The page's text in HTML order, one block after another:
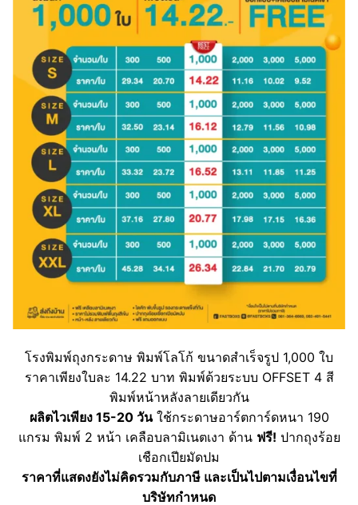
โรงพิมพ์ถุงกระดาษ พิมพ์โลโก้ ขนาดสำเร็จรูป 1,000 ใบ
ราคาเพียงใบละ 14.22 บาท พิมพ์ด้วยระบบ OFFSET 4 สี
พิมพ์หน้าหลังลายเดียวกัน
ผลิตไวเพียง 15-20 วันใช้กระดาษอาร์ตการ์ดหนา 190
แกรม พิมพ์ 2 หน้า เคลือบลามิเนตเงา ด้าน ฟรี! ปากถุงร้อย
เชือกเปียมัดปม
ราคาที่แสดงยังไม่คิดรวมกับภาษี และเป็นไปตามเงื่อนไขที่
บริษัทกำหนด